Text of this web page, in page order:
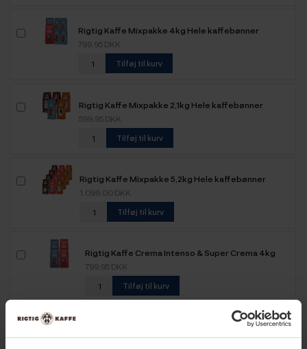
Rigtig Kaffe Mixpakke 4kg Hele kaffebønner
799,95 DKK
Tilføj til kurv
Rigtig Kaffe Mixpakke 2,1kg Hele kaffebønner
599,95 DKK
Tilføj til kurv
Rigtig Kaffe Mixpakke 5,2kg Hele kaffebønner
1.099,00 DKK
Tilføj til kurv
Rigtig Kaffe Crema Intenso & Super Crema 4kg
Hele kaffebønner
799,95 DKK
Tilføj til kurv